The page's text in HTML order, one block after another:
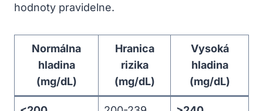
hodnoty pravidelne.
Normálna
hladina
⁤(mg/dL)
Hranica
rizika
(mg/dL)
Vysoká‌
hladina⁣
(mg/dL)